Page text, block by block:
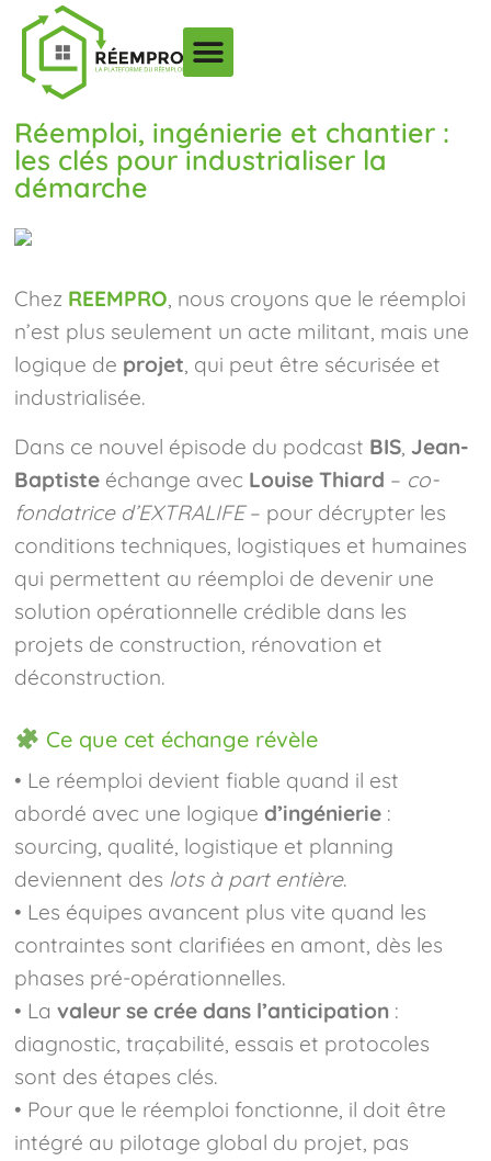
Réemploi, ingénierie et chantier :
les clés pour industrialiser la
démarche
Chez REEMPRO, nous croyons que le réemploi
n’est plus seulement un acte militant, mais une
logique de projet, qui peut être sécurisée et
industrialisée.
Dans ce nouvel épisode du podcast BIS, Jean-
Baptiste échange avec Louise Thiard – co-
fondatrice d’EXTRALIFE– pour décrypter les
conditions techniques, logistiques et humaines
qui permettent au réemploi de devenir une
solution opérationnelle crédible dans les
projets de construction, rénovation et
déconstruction.
Ce que cet échange révèle
• Le réemploi devient fiable quand il est
abordé avec une logiqued’ingénierie :
sourcing, qualité, logistique et planning
deviennent des lots à part entière.
• Les équipes avancent plus vite quand les
contraintes sont clarifiées en amont, dès les
phases pré-opérationnelles.
• Lavaleur se crée dans l’anticipation :
diagnostic, traçabilité, essais et protocoles
sont des étapes clés.
• Pour que le réemploi fonctionne, il doit être
intégré au pilotage global du projet, pas